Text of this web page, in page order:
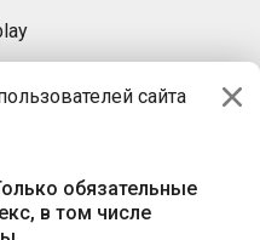
сайта
обязательные
в том числе
БАЙ»
пр-т Независимости